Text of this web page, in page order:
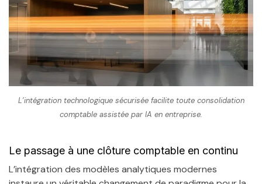
L’intégration technologique sécurisée facilite toute consolidation
comptable assistée par IA en entreprise.
Le passage à une clôture comptable en continu
L’intégration des modèles analytiques modernes